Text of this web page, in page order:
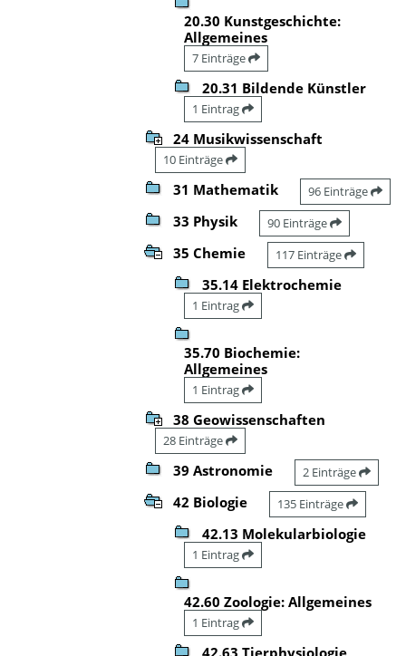
20.30 Kunstgeschichte:
Allgemeines
7 Einträge
20.31 Bildende Künstler
1 Eintrag
24 Musikwissenschaft
10 Einträge
31 Mathematik 96 Einträge
33 Physik 90 Einträge
35 Chemie 117 Einträge
35.14 Elektrochemie
1 Eintrag
35.70 Biochemie:
Allgemeines
1 Eintrag
38 Geowissenschaften
28 Einträge
39 Astronomie 2 Einträge
42 Biologie 135 Einträge
42.13 Molekularbiologie
1 Eintrag
42.60 Zoologie: Allgemeines
1 Eintrag
42.63 Tierphysiologie